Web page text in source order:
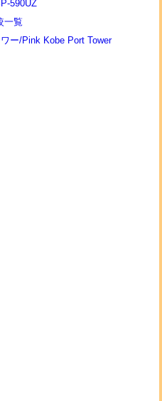
590UZ
一覧
ー/Pink Kobe Port Tower